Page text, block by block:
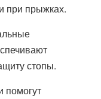
при прыжках.
стопы.
помогут